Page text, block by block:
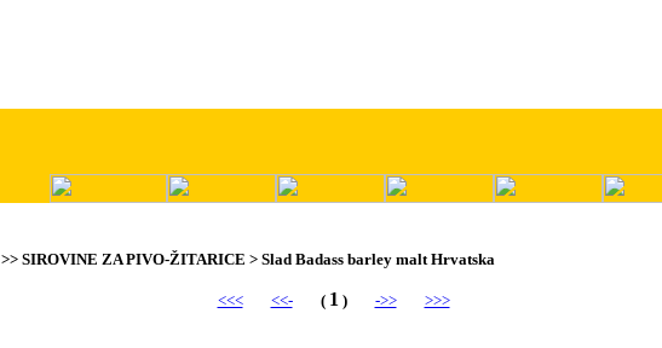
>> SIROVINE ZA PIVO-ŽITARICE > Slad Badass barley malt Hrvatska
<<< <<- ( 1) ->> >>>